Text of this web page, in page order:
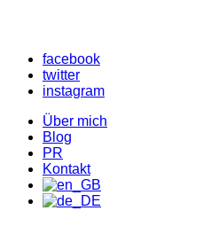
facebook
twitter
instagram
Über mich
Blog
PR
Kontakt